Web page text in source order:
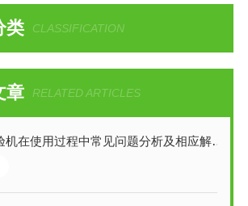
类 CLASSIFICATION
章 RELATED ARTICLES
使用过程中常见问题分析及相应解决方法分享